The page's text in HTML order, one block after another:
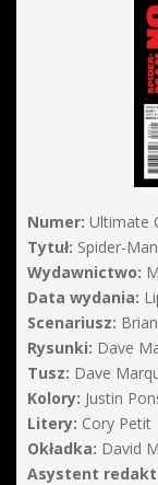
Numer: Ultimate
Tytuł: Spider-
Wydawnictwo:
Data wydania:
Scenariusz:
Rysunki: Dave
Tusz: Dave
Kolory: Justin
Litery: Cory Petit
Okładka: David
Asystent